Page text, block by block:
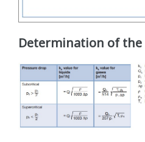
Determination of the